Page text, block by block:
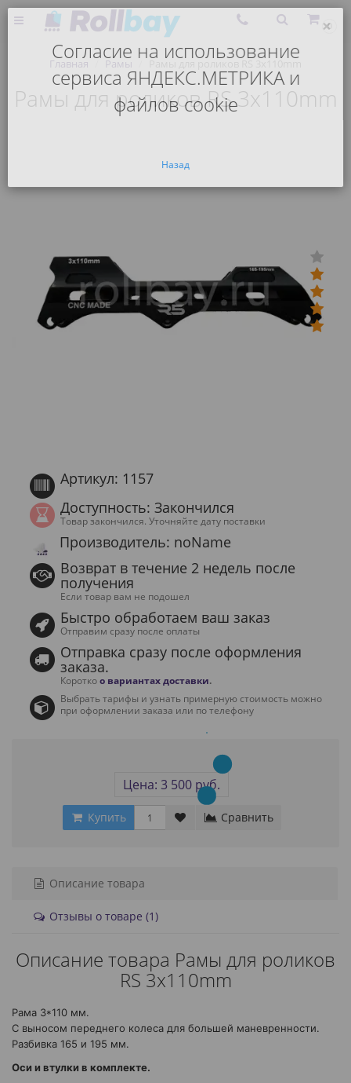
0
Главная Рамы
Рамы для роликов RS 3x110mm
Артикул: 1157
Доступность: Закончился
Товар закончился. Уточняйте дату поставки
Производитель: noName
Возврат в течение 2 недель после
получения
Если товар вам не подошел
Быстро обработаем ваш заказ
Отправим сразу после оплаты
Отправка сразу после оформления
заказа.
Короткоо вариантах доставки.
Выбрать тарифы и узнать примерную стоимость можно
при оформлении заказа или по телефону
Цена: 3 500 руб.
Купить Сравнить
Описание товара
Отзывы о товаре (1)
Описание товара Рамы для роликов
RS 3x110mm
Рама 3*110 мм.
С выносом переднего колеса для большей маневренности.
Разбивка 165 и 195 мм.
Оси и втулки в комплекте.
×
Согласие на использование
сервиса ЯНДЕКС.МЕТРИКА и
файлов cookie
Назад